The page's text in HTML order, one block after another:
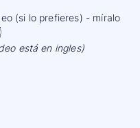
(si lo prefieres) - míralo
está en ingles)